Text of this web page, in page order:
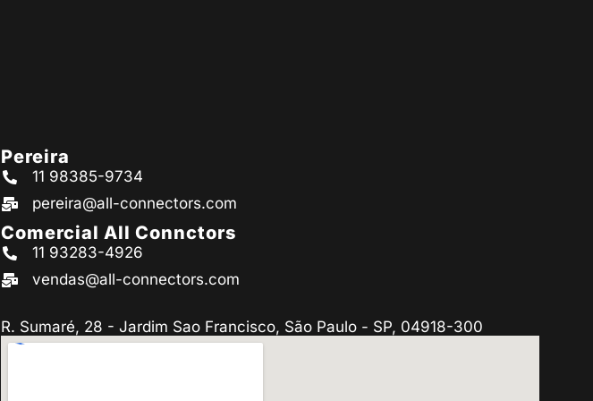
Pereira
11 98385-9734
pereira@all-connectors.com
Comercial All Connctors
11 93283-4926
vendas@all-connectors.com
R. Sumaré, 28 - Jardim Sao Francisco, São Paulo - SP, 04918-300